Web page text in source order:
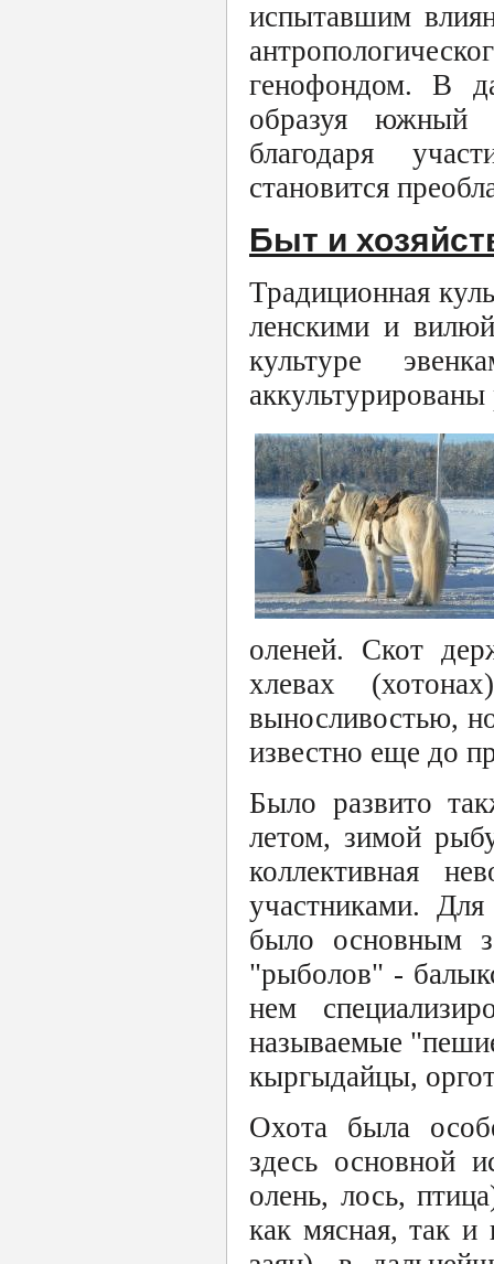
испытавшим
генофондом. В
образуя южный
благодаря
становится
Быт и
Традиционная
ленскими и
культуре
оленей. Скот
хлевах
выносливостью,
известно еще до
Было развито
летом, зимой
коллективная
участниками.
было основным
"рыболов" -
нем
называемые
кыргыдайцы,
Охота была
здесь основной
олень, лось,
как мясная, так и